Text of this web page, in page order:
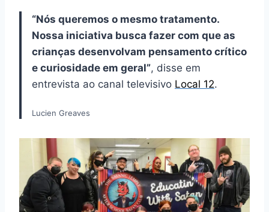
“Nós queremos o mesmo tratamento.
Nossa iniciativa busca fazer com que as
crianças desenvolvam pensamento crítico
e curiosidade em geral”, disse em
entrevista ao canal televisivo Local 12.
Lucien Greaves